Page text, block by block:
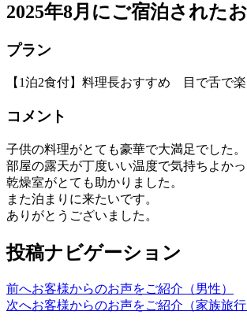
2025年8月にご宿泊された
プラン
【1泊2食付】料理長おすすめ 目で舌で
コメント
子供の料理がとても豪華で大満足でした。
部屋の露天が丁度いい温度で気持ちよかっ
乾燥室がとても助かりました。
また泊まりに来たいです。
ありがとうございました。
投稿ナビゲーション
前へお客様からのお声をご紹介（男性）
次へお客様からのお声をご紹介（家族旅行